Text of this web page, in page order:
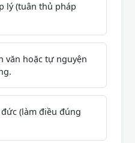
lý (tuân thủ pháp
văn hoặc tự nguyện
(làm điều đúng